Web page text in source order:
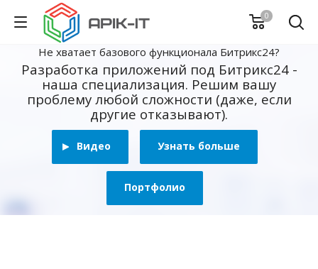
0
Не хватает базового функционала Битрикс24?
Разработка приложений под Битрикс24 -
наша специализация. Решим вашу
проблему любой сложности (даже, если
другие отказывают).
Видео Узнать больше
Портфолио